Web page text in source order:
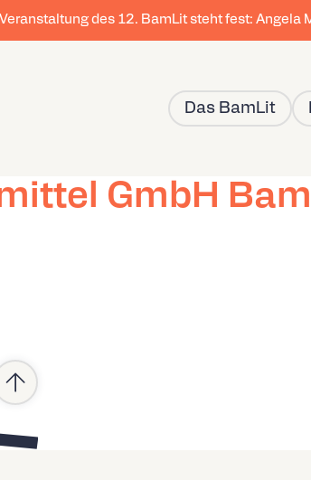
des 12. BamLit steht fest: Angela
Das BamLit
GmbH